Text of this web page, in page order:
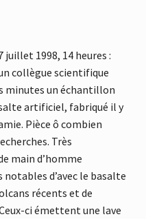
juillet 1998, 14 heures :
collègue scientifique
minutes un échantillon
artificiel, fabriqué il y
Pièce ô combien
Très
main d’homme
d’avec le basalte
récents et de
ci émettent une lave